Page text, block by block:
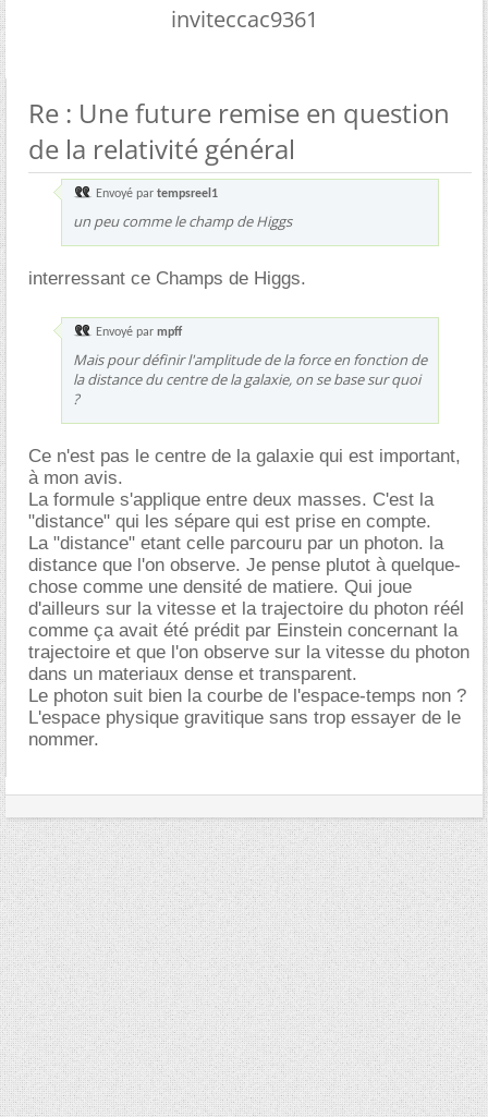
inviteccac9361
Re : Une future remise en question
de la relativité général
Envoyé par tempsreel1
un peu comme le champ de Higgs
interressant ce Champs de Higgs.
Envoyé par mpff
Mais pour définir l'amplitude de la force en fonction de
la distance du centre de la galaxie, on se base sur quoi
?
Ce n'est pas le centre de la galaxie qui est important,
à mon avis.
La formule s'applique entre deux masses. C'est la
"distance" qui les sépare qui est prise en compte.
La "distance" etant celle parcouru par un photon. la
distance que l'on observe. Je pense plutot à quelque-
chose comme une densité de matiere. Qui joue
d'ailleurs sur la vitesse et la trajectoire du photon réél
comme ça avait été prédit par Einstein concernant la
trajectoire et que l'on observe sur la vitesse du photon
dans un materiaux dense et transparent.
Le photon suit bien la courbe de l'espace-temps non ?
L'espace physique gravitique sans trop essayer de le
nommer.